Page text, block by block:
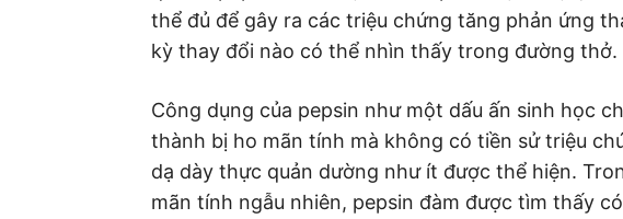
thể đủ để gây ra các triệu chứng tăng phản ứng
kỳ thay đổi nào có thể nhìn thấy trong đường thở.
Công dụng của pepsin như một dấu ấn sinh học
thành bị ho mãn tính mà không có tiền sử triệu
dạ dày thực quản dường như ít được thể hiện.
mãn tính ngẫu nhiên, pepsin đàm được tìm thấy